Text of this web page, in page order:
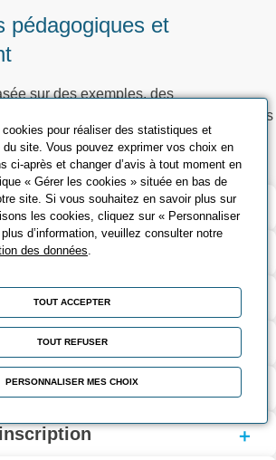
pédagogiques et
sur des exemples, des
d'expériences, des cas pratiques
acquis tout au long de la formation
certification
formation
pour réaliser des statistiques et
du site. Vous pouvez exprimer vos choix en
ci-après et changer d’avis à tout moment en
« Gérer les cookies » située en bas de
site. Si vous souhaitez en savoir plus sur
les cookies, cliquez sur « Personnaliser
d’information, veuillez consulter notre
des données
TOUT ACCEPTER
TOUT REFUSER
PERSONNALISER MES CHOIX